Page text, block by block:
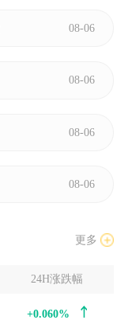
08-06
08-06
08-06
08-06
更多
24H涨跌幅
+0.060%